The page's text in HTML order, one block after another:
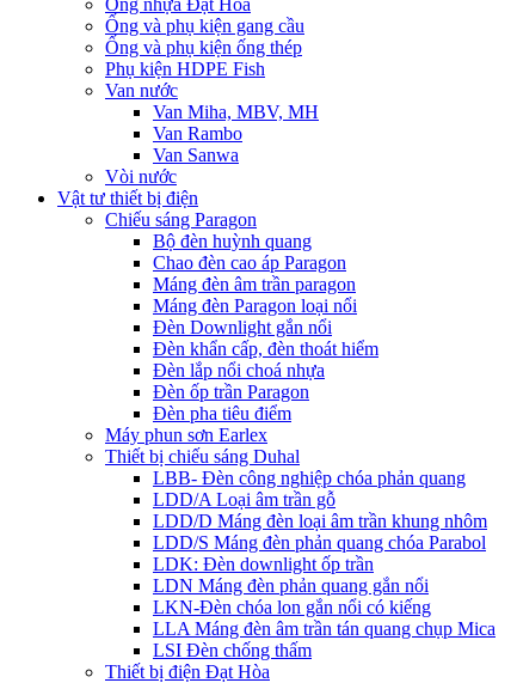
Ống và phụ kiện gang cầu
Ống và phụ kiện ống thép
Phụ kiện HDPE Fish
Van nước
Van Miha, MBV, MH
Van Rambo
Van Sanwa
Vòi nước
Vật tư thiết bị điện
Chiếu sáng Paragon
Bộ đèn huỳnh quang
Chao đèn cao áp Paragon
Máng đèn âm trần paragon
Máng đèn Paragon loại nổi
Đèn Downlight gắn nổi
Đèn khẩn cấp, đèn thoát hiểm
Đèn lắp nổi choá nhựa
Đèn ốp trần Paragon
Đèn pha tiêu điểm
Máy phun sơn Earlex
Thiết bị chiếu sáng Duhal
LBB- Đèn công nghiệp chóa phản quang
LDD/A Loại âm trần gỗ
LDD/D Máng đèn loại âm trần khung nhôm
LDD/S Máng đèn phản quang chóa Parabol
LDK: Đèn downlight ốp trần
LDN Máng đèn phản quang gắn nổi
LKN-Đèn chóa lon gắn nổi có kiếng
LLA Máng đèn âm trần tán quang chụp Mica
LSI Đèn chống thấm
Thiết bị điện Đạt Hòa